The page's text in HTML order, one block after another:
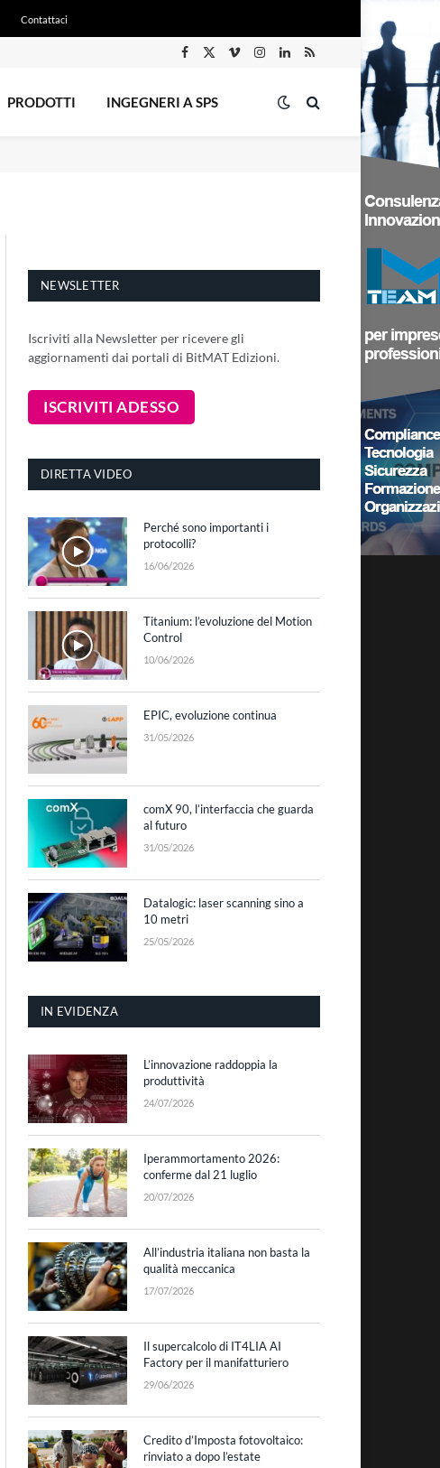
Contattaci
Facebook
X
VimeoInstagram
LinkedIn
RSS
PRODOTTI INGEGNERI A SPS
NEWSLETTER
Iscriviti alla Newsletter per ricevere gli
aggiornamenti dai portali di BitMAT Edizioni.
DIRETTA VIDEO
Perché sono importanti i
protocolli?
16/06/2026
Titanium: l’evoluzione del Motion
Control
10/06/2026
EPIC, evoluzione continua
31/05/2026
comX 90, l’interfaccia che guarda
al futuro
31/05/2026
Datalogic: laser scanning sino a
10 metri
25/05/2026
IN EVIDENZA
L’innovazione raddoppia la
produttività
24/07/2026
Iperammortamento 2026:
conferme dal 21 luglio
20/07/2026
All’industria italiana non basta la
qualità meccanica
17/07/2026
Il supercalcolo di IT4LIA AI
Factory per il manifatturiero
29/06/2026
Credito d’Imposta fotovoltaico:
rinviato a dopo l’estate